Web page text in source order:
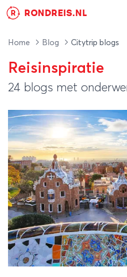
R RONDREIS.NL
Home Blog Citytrip blogs
Reisinspiratie
24 blogs met